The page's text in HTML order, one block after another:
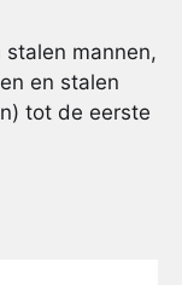
mannen,
en stalen
tot de eerste